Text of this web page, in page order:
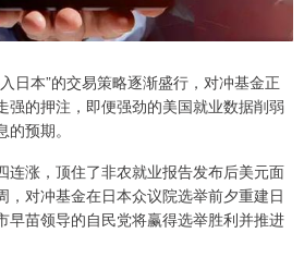
本”的交易策略逐渐盛行，对冲基金正
强的押注，即便强劲的美国就业数据削弱
预期。
涨，顶住了非农就业报告发布后美元面
，对冲基金在日本众议院选举前夕重建日
早苗领导的自民党将赢得选举胜利并推进